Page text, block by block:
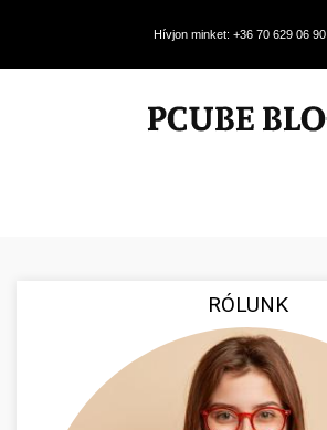
Hívjon minket: +36 70 629 06 90
RÓLUNK